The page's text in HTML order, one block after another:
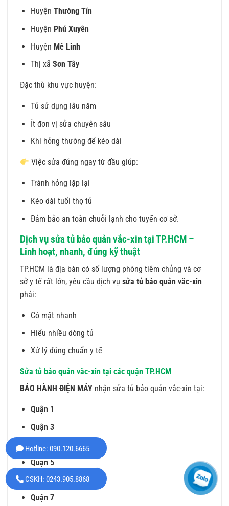
Huyện Thường Tín
Huyện Phú Xuyên
Huyện Mê Linh
Thị xã Sơn Tây
Đặc thù khu vực huyện:
Tủ sử dụng lâu năm
Ít đơn vị sửa chuyên sâu
Khi hỏng thường để kéo dài
Việc sửa đúng ngay từ đầu giúp:
Tránh hỏng lặp lại
Kéo dài tuổi thọ tủ
Đảm bảo an toàn chuỗi lạnh cho tuyến cơ sở.
Dịch vụ sửa tủ bảo quản vắc-xin tại TP.HCM –
Linh hoạt, nhanh, đúng kỹ thuật
TP.HCM là địa bàn có số lượng phòng tiêm chủng và cơ
sở y tế rất lớn, yêu cầu dịch vụ sửa tủ bảo quản vắc-xin
phải:
Có mặt nhanh
Hiểu nhiều dòng tủ
Xử lý đúng chuẩn y tế
Sửa tủ bảo quản vắc-xin tại các quận TP.HCM
BẢO HÀNH ĐIỆN MÁY nhận sửa tủ bảo quản vắc-xin tại:
Quận 1
Quận 3
Quận 4
Quận 5
Quận 6
Quận 7
Hotline: 090.120.6665
CSKH: 0243.905.8868